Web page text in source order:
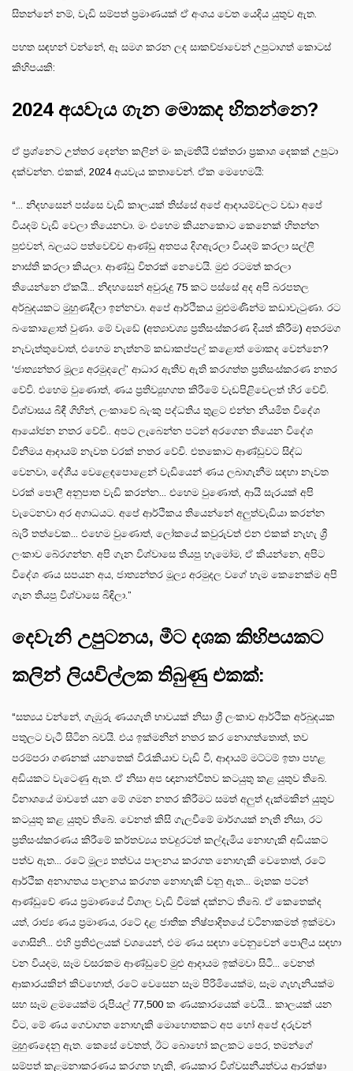
සිතන්නේ නම්, වැඩි සම්පත් ප්‍රමාණයක් ඒ අංශය වෙත යෙදිය යුතුව ඇත.
පහත සඳහන් වන්නේ, ඈ සමග කරන ලද සාකච්ඡාවෙන් උපුටාගත් කොටස්
කිහිපයකි:
2024 අයවැය ගැන මොකද හිතන්නෙ?
ඒ ප්‍රශ්නෙට උත්තර දෙන්න කලින් මං කැමතියි එක්තරා ප්‍රකාශ දෙකක් උපුටා
දක්වන්න. එකක්, 2024 අයවැය කතාවෙන්. ඒක මෙහෙමයි:
“... නිදහසෙන් පස්සෙ වැඩි කාලයක් තිස්සේ අපේ ආදායම්වලට වඩා අපේ
වියදම් වැඩි වෙලා තියෙනවා. මං එහෙම කියනකොට කෙනෙක් හිතන්න
පුළුවන්, බලයට පත්වෙච්ච ආණ්ඩු අතපය දිගඇරලා වියදම් කරලා සල්ලි
නාස්ති කරලා කියලා. ආණ්ඩු විතරක් නෙවෙයි. මුළු රටමත් කරලා
තියෙන්නෙ ඒකයි... නිදහසෙන් අවුරුදු 75 කට පස්සේ අද අපි බරපතල
අර්බුදයකට මුහුණදීලා ඉන්නවා. අපේ ආර්ථිකය මුළුමණින්ම කඩාවැටුණා. රට
බංකොළොත් වුණා. මේ වැඩේ (අත්‍යාවශ්‍ය ප්‍රතිසංස්කරණ දියත් කිරීම) අතරමග
නැවැත්තුවොත්, එහෙම නැත්නම් කඩාකප්පල් කළොත් මොකද වෙන්නෙ?
‘ජාත්‍යන්තර මූල්‍ය අරමුදලේ’ ආධාර ඇතිව ඇති කරගත්ත ප්‍රතිසංස්කරණ නතර
වේවි. එහෙම වුණොත්, ණය ප්‍රතිව්‍යුහගත කිරීමේ වැඩපිළිවෙලත් හිර වේවි.
විශ්වාසය බිඳී ගිහින්, ලංකාවේ බැංකු පද්ධතිය තුළට එන්න නියමිත විදේශ
ආයෝජන නතර වේවි.. අපට ලැබෙන්න පටන් අරගෙන තියෙන විදේශ
විනිමය ආදායම් නැවත වරක් නතර වේවි. එතකොට ආණ්ඩුවට සිද්ධ
වෙනවා, දේශීය වෙළෙඳපොළෙන් වැඩියෙන් ණය ලබාගැනීම සඳහා නැවත
වරක් පොලී අනුපාත වැඩි කරන්න... එහෙම වුණොත්, ආයි සැරයක් අපි
වැටෙනවා අර අගාධයට. අපේ ආර්ථිකය තියෙන්නේ අලුත්වැඩියා කරන්න
බැරි තත්වෙක... එහෙම වුණොත්, ලෝකයේ කවුරුවත් එන එකක් නැහැ ශ්‍රී
ලංකාව බේරගන්න. අපි ගැන විශ්වාසෙ තියපු හැමෝම, ඒ කියන්නෙ, අපිට
විදේශ ණය සපයන අය, ජාත්‍යන්තර මූල්‍ය අරමුදල වගේ හැම කෙනෙක්ම අපි
ගැන තියපු විශ්වාසෙ බිඳිලා.”
දෙවැනි උපුටනය, මීට දශක කිහිපයකට
කලින් ලියවිල්ලක තිබුණු එකක්:
“සත්‍යය වන්නේ, ගැඹුරු ණයගැති භාවයක් නිසා ශ්‍රී ලංකාව ආර්ථික අර්බුදයක
පතුලට වැටී සිටින බවයි. එය ඉක්මනින් නතර කර නොගත්තොත්, තව
පරම්පරා ගණනක් යනතෙක් විරැකියාව වැඩි වී, ආදායම් මට්ටම් ඉතා පහළ
අඩියකට වැටෙණු ඇත. ඒ නිසා අප ඥානාන්විතව කටයුතු කළ යුතුව තිබේ.
විනාශයේ මාවතේ යන මේ ගමන නතර කිරීමට සමත් අලුත් දැක්මකින් යුතුව
කටයුතු කළ යුතුව තිබේ. වෙනත් කිසි ගැලවීමේ මාර්ගයක් නැති නිසා, රට
ප්‍රතිසංස්කරණය කිරීමේ කර්තව්‍යය තවදුරටත් කල්දැමිය නොහැකි අඩියකට
පත්ව ඇත... රටේ මූල්‍ය තත්වය පාලනය කරගත නොහැකි වෙතොත්, රටේ
ආර්ථික අනාගතය පාලනය කරගත නොහැකි වනු ඇත... මෑතක පටන්
ආණ්ඩුවේ ණය ප්‍රමාණයේ විශාල වැඩි වීමක් දක්නට තිබේ. ඒ කෙතෙක්ද
යත්, රාජ්‍ය ණය ප්‍රමාණය, රටේ දළ ජාතික නිෂ්පාදිතයේ වටිනාකමත් ඉක්මවා
ගොසිනි... එහි ප්‍රතිඵලයක් වශයෙන්, එම ණය සඳහා වෙනුවෙන් පොලිය සඳහා
වන වියදම, සෑම වසරකම ආණ්ඩුවේ මුළු ආදායම ඉක්මවා සිටී... වෙනත්
ආකාරයකින් කිවහොත්, රටේ වෙසෙන සෑම පිරිමියෙක්ම, සෑම ගැහැනියක්ම
සහ සෑම ළමයෙක්ම රුපියල් 77,500 ක ණයකාරයෙක් වෙයි... කාලයක් යන
විට, මේ ණය ගෙවාගත නොහැකි මොහොතකට අප හෝ අපේ දරුවන්
මුහුණදෙනු ඇත. කෙසේ වෙතත්, ඊට බොහෝ කලකට පෙර, තමන්ගේ
සම්පත් කළමනාකරණය කරගත හැකි, ණයකාර විශ්වසනීයත්වය ආරක්ෂා